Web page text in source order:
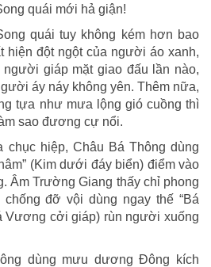
quái mới hả giận!
quái tuy không kém hơn bao
hiện đột ngột của người áo xanh,
giáp mặt giao đấu lần nào,
áy náy không yên. Thêm nữa,
tựa như mưa lộng gió cuồng thì
sao đương cự nổi.
hiệp, Châu Bá Thông dùng
(Kim dưới đáy biển) điểm vào
Âm Trường Giang thấy chỉ phong
đỡ vội dùng ngay thế “Bá
Vương cởi giáp) rùn người xuống
dùng mưu dương Đông kích